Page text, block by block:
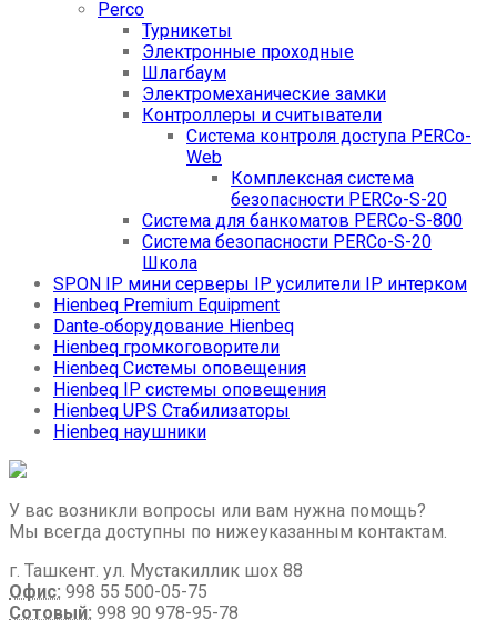
Perco
Турникеты
Электронные проходные
Шлагбаум
Электромеханические замки
Контроллеры и считыватели
Система контроля доступа PERCo-
Web
Комплексная система
безопасности PERCo-S-20
Система для банкоматов PERCo-S-800
Система безопасности PERCo-S-20
Школа
SPON IP мини серверы IP усилители IP интерком
Hienbeq Premium Equipment
Dante‑оборудование Hienbeq
Hienbeq громкоговорители
Hienbeq Системы оповещения
Hienbeq IP системы оповещения
Hienbeq UPS Стабилизаторы
Hienbeq наушники
У вас возникли вопросы или вам нужна помощь?
Мы всегда доступны по нижеуказанным контактам.
г. Ташкент. ул. Мустакиллик шох 88
Офис: 998 55 500-05-75
Сотовый: 998 90 978-95-78